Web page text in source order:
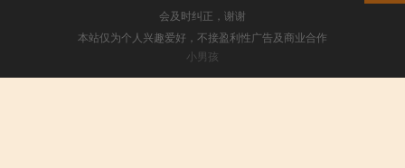
会及时纠正，谢谢
本站仅为个人兴趣爱好，不接盈利性广告及商业合作
小男孩